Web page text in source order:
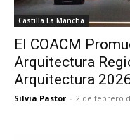
Castilla La Mancha
El COACM
Arquitectura
Arquitectura
Silvia Pastor - 2 de febrero